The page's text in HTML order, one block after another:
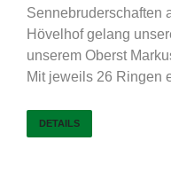
Sennebruderschaften
Hövelhof gelang
unserem Oberst
Mit jeweils 26 Ringen
DETAILS